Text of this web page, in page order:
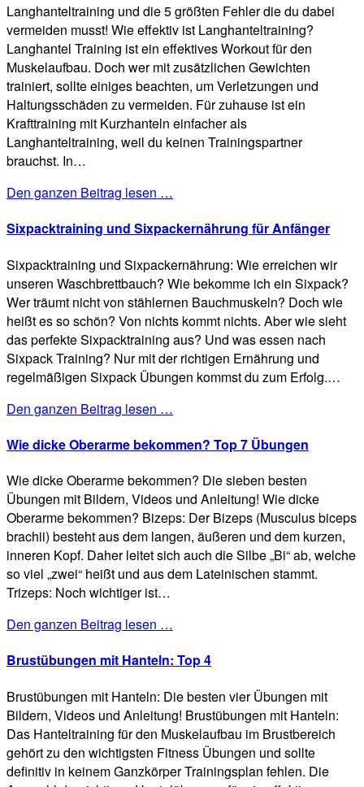
Langhanteltraining und die 5 größten Fehler die du dabei
vermeiden musst! Wie effektiv ist Langhanteltraining?
Langhantel Training ist ein effektives Workout für den
Muskelaufbau. Doch wer mit zusätzlichen Gewichten
trainiert, sollte einiges beachten, um Verletzungen und
Haltungsschäden zu vermeiden. Für zuhause ist ein
Krafttraining mit Kurzhanteln einfacher als
Langhanteltraining, weil du keinen Trainingspartner
brauchst. In…
Den ganzen Beitrag lesen …
Sixpacktraining und Sixpackernährung für Anfänger
Sixpacktraining und Sixpackernährung: Wie erreichen wir
unseren Waschbrettbauch? Wie bekomme ich ein Sixpack?
Wer träumt nicht von stählernen Bauchmuskeln? Doch wie
heißt es so schön? Von nichts kommt nichts. Aber wie sieht
das perfekte Sixpacktraining aus? Und was essen nach
Sixpack Training? Nur mit der richtigen Ernährung und
regelmäßigen Sixpack Übungen kommst du zum Erfolg.…
Den ganzen Beitrag lesen …
Wie dicke Oberarme bekommen? Top 7 Übungen
Wie dicke Oberarme bekommen? Die sieben besten
Übungen mit Bildern, Videos und Anleitung! Wie dicke
Oberarme bekommen? Bizeps: Der Bizeps (Musculus biceps
brachii) besteht aus dem langen, äußeren und dem kurzen,
inneren Kopf. Daher leitet sich auch die Silbe „Bi“ ab, welche
so viel „zwei“ heißt und aus dem Lateinischen stammt.
Trizeps: Noch wichtiger ist…
Den ganzen Beitrag lesen …
Brustübungen mit Hanteln: Top 4
Brustübungen mit Hanteln: Die besten vier Übungen mit
Bildern, Videos und Anleitung! Brustübungen mit Hanteln:
Das Hanteltraining für den Muskelaufbau im Brustbereich
gehört zu den wichtigsten Fitness Übungen und sollte
definitiv in keinem Ganzkörper Trainingsplan fehlen. Die